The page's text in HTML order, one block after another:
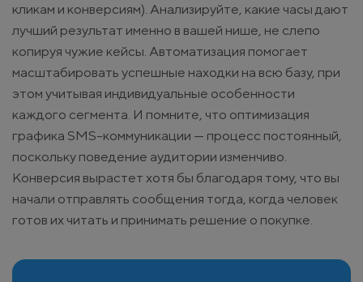
кликам и конверсиям). Анализируйте, какие часы дают
лучший результат именно в вашей нише, не слепо
копируя чужие кейсы. Автоматизация помогает
масштабировать успешные находки на всю базу, при
этом учитывая индивидуальные особенности
каждого сегмента. И помните, что оптимизация
графика SMS-коммуникации — процесс постоянный,
поскольку поведение аудитории изменчиво.
Конверсия вырастет хотя бы благодаря тому, что вы
начали отправлять сообщения тогда, когда человек
готов их читать и принимать решение о покупке.